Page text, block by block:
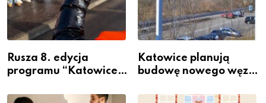
Rusza 8. edycja
programu “Katowice
– nabór dla
Katowice planują
budowę nowego węzła
Podlesiu